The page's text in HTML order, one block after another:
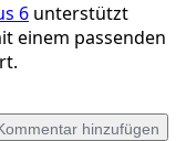
6 unterstützt
einem passenden
hinzufügen